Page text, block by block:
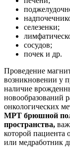
селезенки;
сосудов;
почек и др.
Проведение
возникновении у
наличие
новообразований
онкологических
МРТ брюшной
пространства,
которой пациента
или медработник